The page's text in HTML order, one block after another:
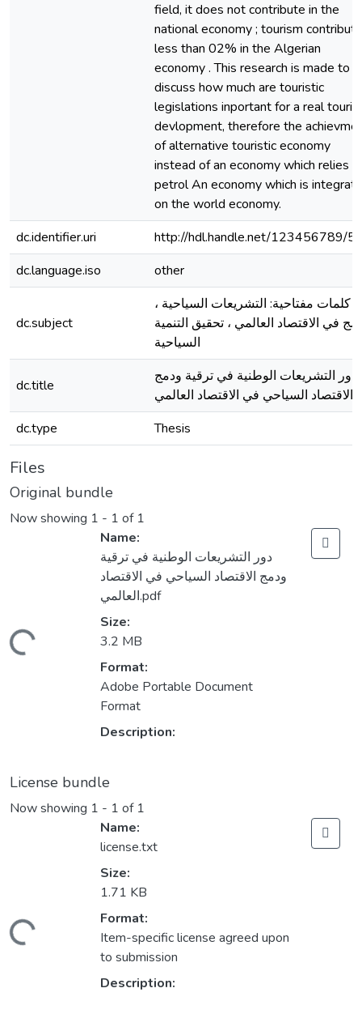
field, it does not contribute in the
national economy ; tourism
less than 02% in the Algerian
economy . This research is made to
discuss how much are touristic
legislations inportant for a real
devlopment, therefore the
of alternative touristic economy
instead of an economy which relies
petrol An economy which is
on the world economy.
dc.identifier.uri
http://hdl.handle.net/123456789/
dc.language.iso
other
dc.subject
كلمات مفتاحية: التشریعات السیاحیة ،
في الاقتصاد العالمي ، تحقيق التنمية
السياحية
dc.title
دور التشريعات الوطنية في ترقية ودمج
الاقتصاد السياحي في الاقتصاد العالمي
dc.type
Thesis
Files
Original bundle
Now showing 1 - 1 of 1
Name:
دور التشريعات الوطنية في ترقية
ودمج الاقتصاد السياحي في الاقتصاد
العالمي.pdf
Size:
3.2 MB
Format:
Adobe Portable Document
Format
Description:
License bundle
Now showing 1 - 1 of 1
Name:
license.txt
Size:
1.71 KB
Format:
Item-specific license agreed upon
to submission
Description: